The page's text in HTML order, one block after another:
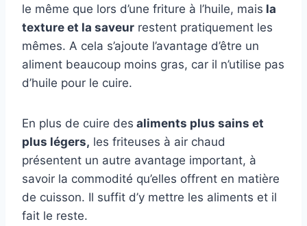
le même que lors d’une friture à l’huile, mais la
texture et la saveur restent pratiquement les
mêmes. A cela s’ajoute l’avantage d’être un
aliment beaucoup moins gras, car il n’utilise pas
d’huile pour le cuire.
En plus de cuire des aliments plus sains et
plus légers, les friteuses à air chaud
présentent un autre avantage important, à
savoir la commodité qu’elles offrent en matière
de cuisson. Il suffit d’y mettre les aliments et il
fait le reste.